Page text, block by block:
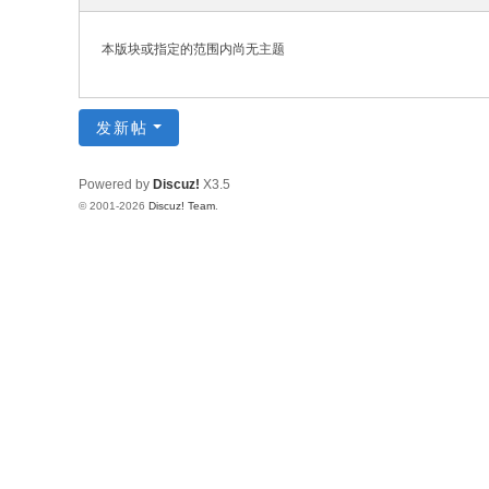
坛
本版块或指定的范围内尚无主题
发新帖
Powered by Discuz! X3.5
© 2001-2026 Discuz! Team